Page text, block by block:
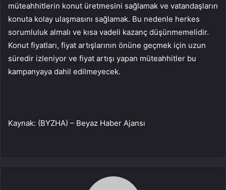
müteahhitlerin konut üretmesini sağlamak ve vatandaşların
konuta kolay ulaşmasını sağlamak. Bu nedenle herkes
sorumluluk almalı ve kısa vadeli kazanç düşünmemelidir.
Konut fiyatları, fiyat artışlarının önüne geçmek için uzun
süredir izleniyor ve fiyat artışı yapan müteahhitler bu
kampanyaya dahil edilmeyecek.
Kaynak: (BYZHA) – Beyaz Haber Ajansı